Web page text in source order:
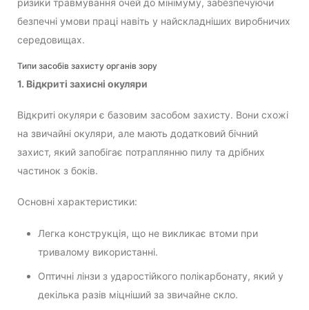
безпечні умови праці навіть у найскладніших виробничих
середовищах.
Типи засобів захисту органів зору
1. Відкриті захисні окуляри
Відкриті окуляри є базовим засобом захисту. Вони схожі
на звичайні окуляри, але мають додатковий бічний
захист, який запобігає потраплянню пилу та дрібних
частинок з боків.
Основні характеристики:
Легка конструкція, що не викликає втоми при
тривалому використанні.
Оптичні лінзи з ударостійкого полікарбонату, який у
декілька разів міцніший за звичайне скло.